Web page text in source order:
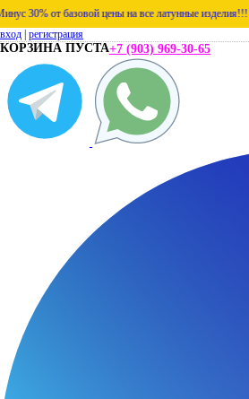
базовой цены на все латунные изделия!!! Минус
вход регистрация
КОРЗИНА ПУСТА+7 (903) 969-30-65